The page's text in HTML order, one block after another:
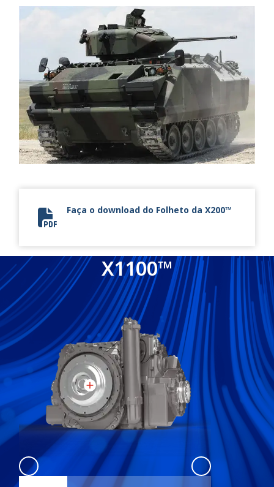
X200™ Flyer
Faça o download do Folheto da X200™
X1100™
X1100 X1100 X1100 2